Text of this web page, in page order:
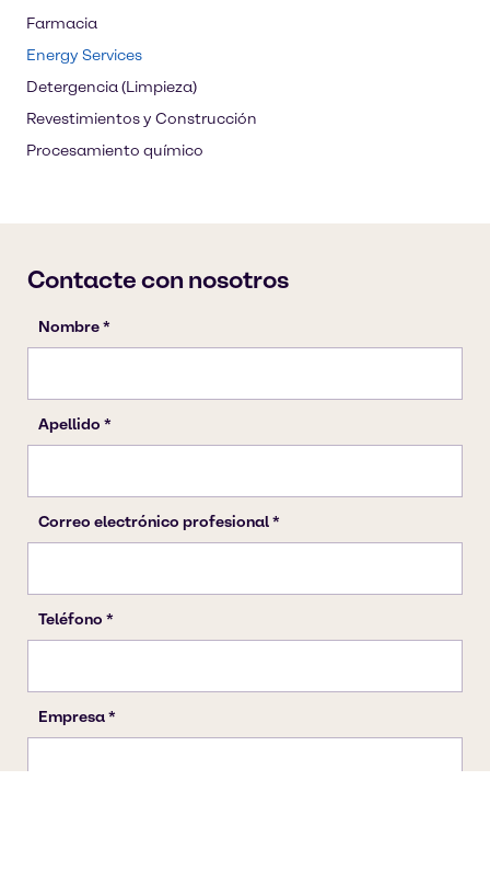
Farmacia
Energy Services
Detergencia (Limpieza)
Revestimientos y Construcción
Procesamiento químico